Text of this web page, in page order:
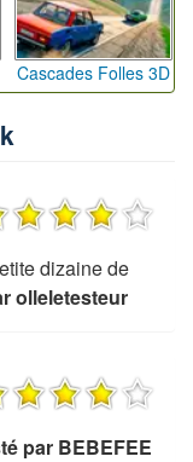
Cascades Folles 3D
dizaine de
olleletesteur
par BEBEFEE